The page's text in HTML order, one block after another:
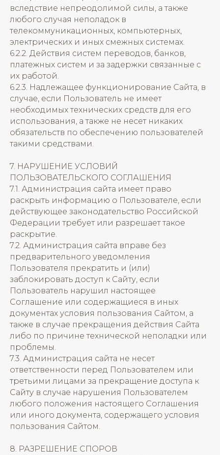
вследствие непреодолимой силы, а также
любого случая неполадок в
телекоммуникационных, компьютерных,
электрических и иных смежных системах.
6.2.2. Действия систем переводов, банков,
платежных систем и за задержки связанные с
их работой.
6.2.3. Надлежащее функционирование Сайта, в
случае, если Пользователь не имеет
необходимых технических средств для его
использования, а также не несет никаких
обязательств по обеспечению пользователей
такими средствами.
7. НАРУШЕНИЕ УСЛОВИЙ
ПОЛЬЗОВАТЕЛЬСКОГО СОГЛАШЕНИЯ
7.1. Администрация сайта имеет право
раскрыть информацию о Пользователе, если
действующее законодательство Российской
Федерации требует или разрешает такое
раскрытие.
7.2. Администрация сайта вправе без
предварительного уведомления
Пользователя прекратить и (или)
заблокировать доступ к Сайту, если
Пользователь нарушил настоящее
Соглашение или содержащиеся в иных
документах условия пользования Сайтом, а
также в случае прекращения действия Сайта
либо по причине технической неполадки или
проблемы.
7.3. Администрация сайта не несет
ответственности перед Пользователем или
третьими лицами за прекращение доступа к
Сайту в случае нарушения Пользователем
любого положения настоящего Соглашения
или иного документа, содержащего условия
пользования Сайтом.
8. РАЗРЕШЕНИЕ СПОРОВ